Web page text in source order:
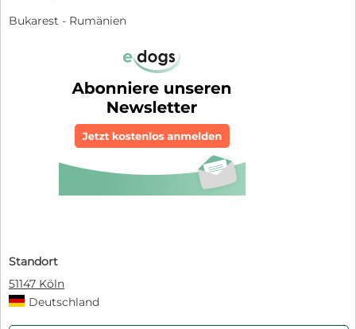
Bukarest - Rumänien
Standort
51147 Köln
Deutschland